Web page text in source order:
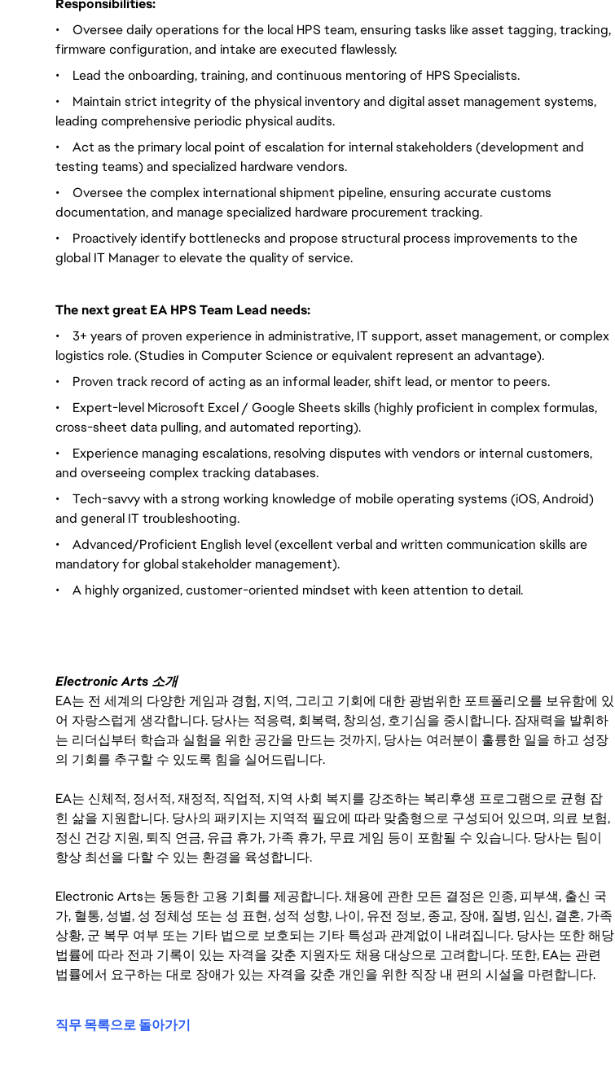
Responsibilities:
•
Oversee daily operations for the local HPS team, ensuring tasks like asset tagging, tracking,
firmware configuration, and intake are executed flawlessly.
•
Lead the onboarding, training, and continuous mentoring of HPS Specialists.
•
Maintain strict integrity of the physical inventory and digital asset management systems,
leading comprehensive periodic physical audits.
•
Act as the primary local point of escalation for internal stakeholders (development and
testing teams) and specialized hardware vendors.
•
Oversee the complex international shipment pipeline, ensuring accurate customs
documentation, and manage specialized hardware procurement tracking.
•
Proactively identify bottlenecks and propose structural process improvements to the
global IT Manager to elevate the quality of service.
The next great EA HPS Team Lead needs:
•
3+ years of proven experience in administrative, IT support, asset management, or complex
logistics role. (Studies in Computer Science or equivalent represent an advantage).
•
Proven track record of acting as an informal leader, shift lead, or mentor to peers.
•
Expert-level Microsoft Excel / Google Sheets skills (highly proficient in complex formulas,
cross-sheet data pulling, and automated reporting).
•
Experience managing escalations, resolving disputes with vendors or internal customers,
and overseeing complex tracking databases.
•
Tech-savvy with a strong working knowledge of mobile operating systems (iOS, Android)
and general IT troubleshooting.
•
Advanced/Proficient English level (excellent verbal and written communication skills are
mandatory for global stakeholder management).
•
A highly organized, customer-oriented mindset with keen attention to detail.
Electronic Arts 소개
EA는 전 세계의 다양한 게임과 경험, 지역, 그리고 기회에 대한 광범위한 포트폴리오를 보유함에 있
어 자랑스럽게 생각합니다. 당사는 적응력, 회복력, 창의성, 호기심을 중시합니다. 잠재력을 발휘하
는 리더십부터 학습과 실험을 위한 공간을 만드는 것까지, 당사는 여러분이 훌륭한 일을 하고 성장
의 기회를 추구할 수 있도록 힘을 실어드립니다.
EA는 신체적, 정서적, 재정적, 직업적, 지역 사회 복지를 강조하는 복리후생 프로그램으로 균형 잡
힌 삶을 지원합니다. 당사의 패키지는 지역적 필요에 따라 맞춤형으로 구성되어 있으며, 의료 보험,
정신 건강 지원, 퇴직 연금, 유급 휴가, 가족 휴가, 무료 게임 등이 포함될 수 있습니다. 당사는 팀이
항상 최선을 다할 수 있는 환경을 육성합니다.
Electronic Arts는 동등한 고용 기회를 제공합니다. 채용에 관한 모든 결정은 인종, 피부색, 출신 국
가, 혈통, 성별, 성 정체성 또는 성 표현, 성적 성향, 나이, 유전 정보, 종교, 장애, 질병, 임신, 결혼, 가족
상황, 군 복무 여부 또는 기타 법으로 보호되는 기타 특성과 관계없이 내려집니다. 당사는 또한 해당
법률에 따라 전과 기록이 있는 자격을 갖춘 지원자도 채용 대상으로 고려합니다. 또한, EA는 관련
법률에서 요구하는 대로 장애가 있는 자격을 갖춘 개인을 위한 직장 내 편의 시설을 마련합니다.
직무 목록으로 돌아가기